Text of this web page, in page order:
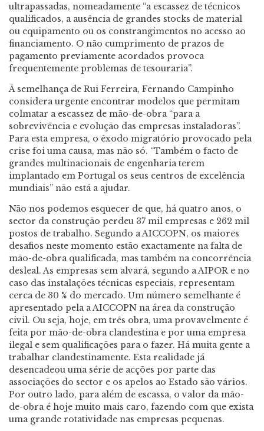
ultrapassadas, nomeadamente “a escassez de técnicos
qualificados, a ausência de grandes stocks de material
ou equipamento ou os constrangimentos no acesso ao
financiamento. O não cumprimento de prazos de
pagamento previamente acordados provoca
frequentemente problemas de tesouraria”.
À semelhança de Rui Ferreira, Fernando Campinho
considera urgente encontrar modelos que permitam
colmatar a escassez de mão-de-obra “para a
sobrevivência e evolução das empresas instaladoras”.
Para esta empresa, o êxodo migratório provocado pela
crise foi uma causa, mas não só. “Também o facto de
grandes multinacionais de engenharia terem
implantado em Portugal os seus centros de excelência
mundiais” não está a ajudar.
Não nos podemos esquecer de que, há quatro anos, o
sector da construção perdeu 37 mil empresas e 262 mil
postos de trabalho. Segundo a AICCOPN, os maiores
desafios neste momento estão exactamente na falta de
mão-de-obra qualificada, mas também na concorrência
desleal. As empresas sem alvará, segundo a AIPOR e no
caso das instalações técnicas especiais, representam
cerca de 30 % do mercado. Um número semelhante é
apresentado pela a AICCOPN na área da construção
civil. Ou seja, hoje, em três obra, uma provavelmente é
feita por mão-de-obra clandestina e por uma empresa
ilegal e sem qualificações para o fazer. Há muita gente a
trabalhar clandestinamente. Esta realidade já
desencadeou uma série de acções por parte das
associações do sector e os apelos ao Estado são vários.
Por outro lado, para além de escassa, o valor da mão-
de-obra é hoje muito mais caro, fazendo com que exista
uma grande rotatividade nas empresas pequenas.